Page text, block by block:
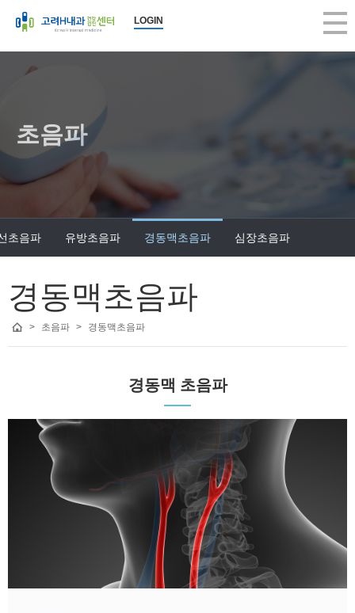
LOGIN
초음파
초음파 유방초음파 경동맥초음파 심장초음파
경동맥초음파
> 초음파 > 경동맥초음파
경동맥 초음파